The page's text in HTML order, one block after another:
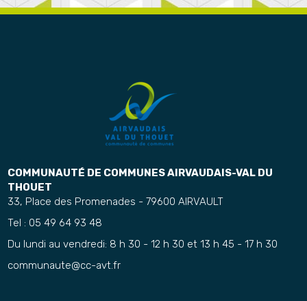
COMMUNAUTÉ DE COMMUNES AIRVAUDAIS-VAL DU
THOUET
33, Place des Promenades - 79600 AIRVAULT
Tel : 05 49 64 93 48
Du lundi au vendredi: 8 h 30 - 12 h 30 et 13 h 45 - 17 h 30
communaute@cc-avt.fr